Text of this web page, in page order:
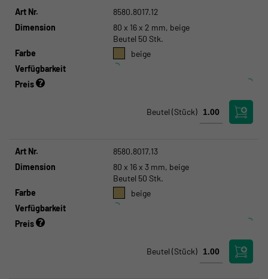
Art Nr.
8580.8017.12
Dimension
80 x 16 x 2 mm, beige
Beutel 50 Stk.
Farbe
beige
Verfügbarkeit
Preis
Beutel (Stück)
Art Nr.
8580.8017.13
Dimension
80 x 16 x 3 mm, beige
Beutel 50 Stk.
Farbe
beige
Verfügbarkeit
Preis
Beutel (Stück)